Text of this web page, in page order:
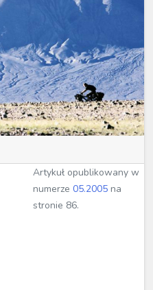
Artykuł opublikowany w
numerze05.2005 na
stronie 86.